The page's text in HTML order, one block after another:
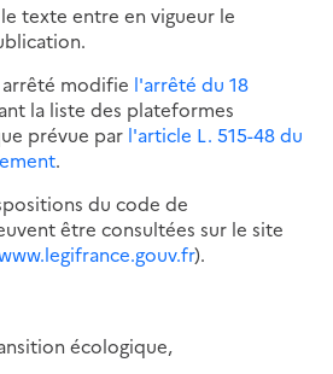
texte entre en vigueur le
modifie l'arrêté du 18
la liste des plateformes
prévue par l'article L. 515-48 du
.
du code de
être consultées sur le site
).
écologique,